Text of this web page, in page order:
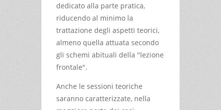
dedicato alla parte pratica,
riducendo al minimo la
trattazione degli aspetti teorici,
almeno quella attuata secondo
gli schemi abituali della "lezione
frontale".
Anche le sessioni teoriche
saranno caratterizzate, nella